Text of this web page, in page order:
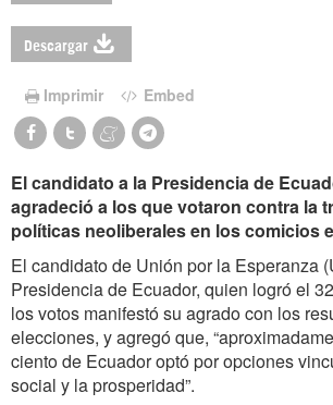
Descargar
Imprimir Embed
El candidato a la Presidencia de
agradeció a los que votaron contra la
políticas neoliberales en los comicios
El candidato de Unión por la Esperanza
Presidencia de Ecuador, quien logró el
los votos manifestó su agrado con los
elecciones, y agregó que,
ciento de Ecuador optó por opciones
social y la prosperidad”.